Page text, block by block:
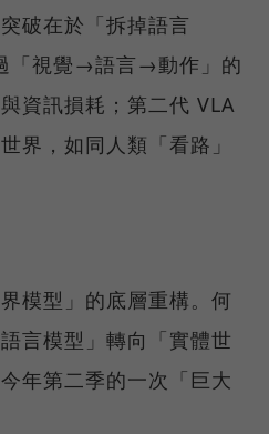
破在於「拆掉語言
「視覺→語言→動作」的
資訊損耗；第二代 VLA
界，如同人類「看路」
模型」的底層重構。何
言模型」轉向「實體世
年第二季的一次「巨大